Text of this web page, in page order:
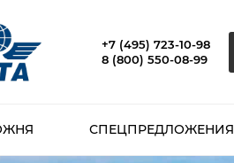
+7 (495) 723-10-98
8 (800) 550-08-99
СПЕЦПРЕДЛОЖЕНИЯ